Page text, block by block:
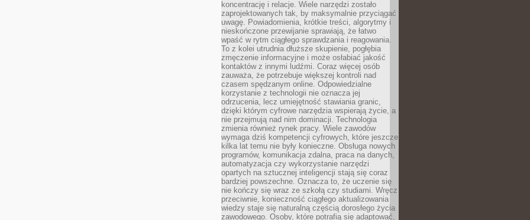
koncentrację i relacje. Wiele narzędzi zostało
zaprojektowanych tak, by maksymalnie przyciągać
uwagę. Powiadomienia, krótkie treści, algorytmy i
nieskończone przewijanie sprawiają, że łatwo
wpaść w rytm ciągłego sprawdzania i reagowania.
To z kolei utrudnia dłuższe skupienie, pogłębia
zmęczenie informacyjne i może osłabiać jakość
kontaktów z innymi ludźmi. Coraz więcej osób
zauważa, że potrzebuje większej kontroli nad
czasem spędzanym online. Odpowiedzialne
korzystanie z technologii nie oznacza jej
odrzucenia, lecz umiejętność stawiania granic,
dzięki którym cyfrowe narzędzia wspierają życie, a
nie przejmują nad nim dominacji. Technologia
zmienia również rynek pracy. Wiele zawodów
wymaga dziś kompetencji cyfrowych, które jeszcze
kilka lat temu nie były konieczne. Obsługa nowych
programów, komunikacja zdalna, praca na danych,
automatyzacja czy wykorzystanie narzędzi
opartych na sztucznej inteligencji stają się coraz
bardziej powszechne. Oznacza to, że uczenie się
nie kończy się wraz ze szkołą czy studiami. Wręcz
przeciwnie, konieczność ciągłego aktualizowania
wiedzy staje się naturalną częścią dorosłego życia
zawodowego. Osoby, które potrafią się adaptować,